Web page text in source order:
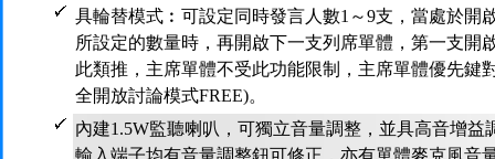
具輪替模式︰可設定同時發言人數1～9支，當處於開
所設定的數量時，再開啟下一支列席單體，第一支開
此類推，主席單體不受此功能限制，主席單體優先鍵
全開放討論模式FREE)。
內建1.5W監聽喇叭，可獨立音量調整，並具高音增益
輸入端子均有音量調整鈕可修正，亦有單體麥克風音